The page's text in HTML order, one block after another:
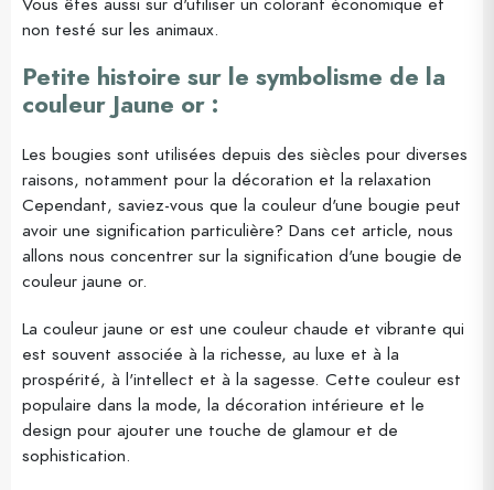
non testé sur les animaux.
Petite histoire sur le symbolisme de la
couleur Jaune or :
Les bougies sont utilisées depuis des siècles pour diverses
raisons, notamment pour la décoration et la relaxation
Cependant, saviez-vous que la couleur d'une bougie peut
avoir une signification particulière? Dans cet article, nous
allons nous concentrer sur la signification d'une bougie de
couleur jaune or.
La couleur jaune or est une couleur chaude et vibrante qui
est souvent associée à la richesse, au luxe et à la
prospérité, à l'intellect et à la sagesse. Cette couleur est
populaire dans la mode, la décoration intérieure et le
design pour ajouter une touche de glamour et de
sophistication.